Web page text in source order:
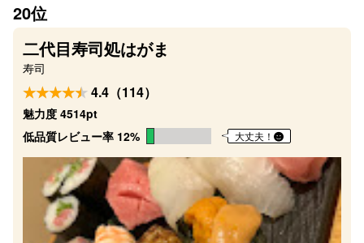
20位
二代目寿司処はがま
寿司
4.4（114）
魅力度 4514pt
低品質レビュー率 12%
大丈夫！